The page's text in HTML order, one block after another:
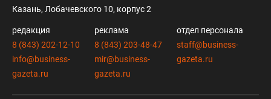
Казань, Лобачевского 10, корпус 2
редакция
8 (843) 202-12-10
info@business-
gazeta.ru
реклама
8 (843) 203-48-47
mir@business-
gazeta.ru
отдел персонала
staff@business-
gazeta.ru